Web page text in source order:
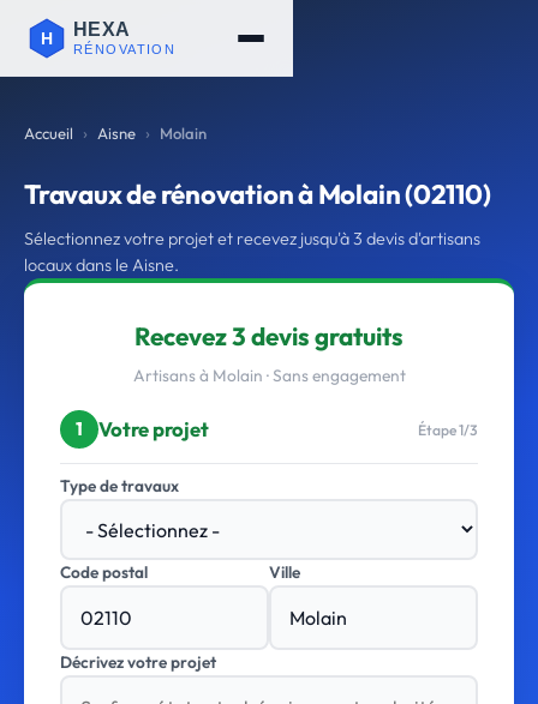
Accueil Aisne Molain
Travaux de rénovation à Molain (02110)
Sélectionnez votre projet et recevez jusqu'à 3 devis d'artisans
locaux dans le Aisne.
Recevez 3 devis gratuits
Artisans à Molain · Sans engagement
1 Votre projet Étape 1/3
Type de travaux
Code postal Ville
Décrivez votre projet